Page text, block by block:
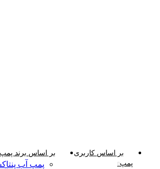
بر اساس کاربری
پمپ
بر اساس برند پمپ
پمپ آب